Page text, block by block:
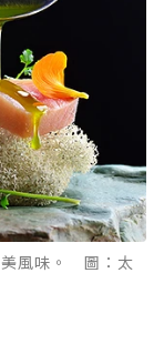
美風味。 圖：太